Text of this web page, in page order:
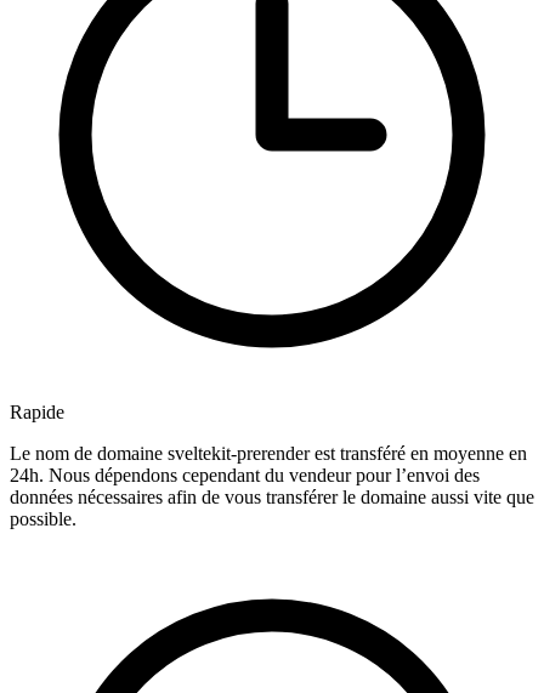
Rapide
Le nom de domaine sveltekit-prerender est transféré en moyenne en
24h. Nous dépendons cependant du vendeur pour l’envoi des
données nécessaires afin de vous transférer le domaine aussi vite que
possible.